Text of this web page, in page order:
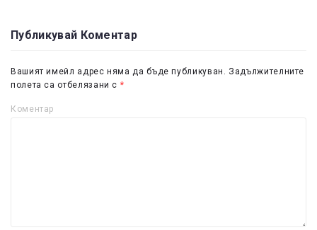
Публикувай Коментар
Вашият имейл адрес няма да бъде публикуван. Задължителните
полета са отбелязани с *
Коментар